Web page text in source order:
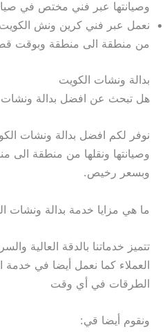
وصيانتها عبر فني مختص في
نعمل عبر فني كرين ونش
من منطقة الى منطقة وبوقت
بدالة ونشات الكويت
هل تبحث عن افضل بدالة ونشات
نوفر لكم افضل بدالة ونشات
وصيانتها ونقلها من منطقة
وبسعر رخيص.
ما هي مزايا خدمة بدالة ونشات
تتميز خدماتنا بالدقة العالية
العملاء كما نعمل أيضا في
الطرقات في أي وقت
ونقوم أيضا قي: